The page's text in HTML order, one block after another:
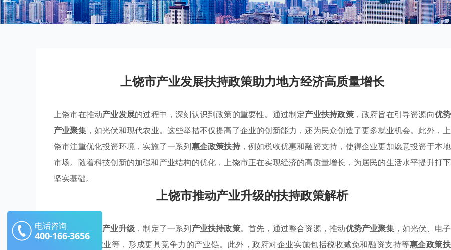
上饶市产业发展扶持政策助力地方经济高质量增长
上饶市在推动产业发展的过程中，深刻认识到政策的重要性。通过制定产业扶持政策，政府旨在引导资源向优势
产业聚集，如光伏和现代农业。这些举措不仅提高了企业的创新能力，还为民众创造了更多就业机会。此外，上
饶市注重优化投资环境，实施了一系列惠企政策扶持，例如税收优惠和融资支持，使得企业更加愿意投资于本地
市场。随着科技创新的加强和产业结构的优化，上饶市正在实现经济的高质量增长，为居民的生活水平提升打下
坚实基础。
上饶市推动产业升级的扶持政策解析
上饶市为促进 产业升级 ，制定了一系列产业扶持政策。首先，通过整合资源，推动优势产业聚集，如光伏、电子
信息和绿色农业等，形成更具竞争力的产业链。此外，政府对企业实施包括税收减免和融资支持等惠企政策扶
电话咨询
400-166-3656